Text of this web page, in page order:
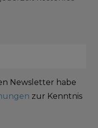
Newsletter habe
zur Kenntnis